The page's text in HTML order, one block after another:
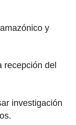
y
del
investigación